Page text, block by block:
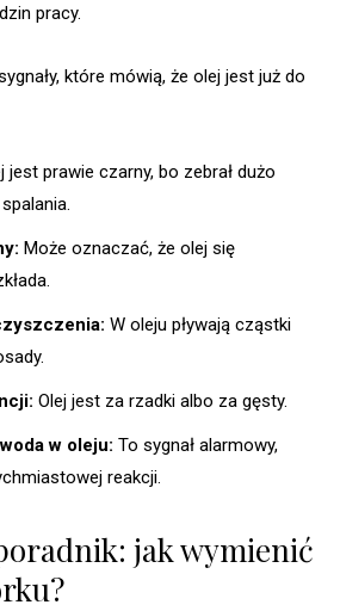
pracy.
które mówią, że olej jest już do
jest prawie czarny, bo zebrał dużo
Może oznaczać, że olej się
W oleju pływają cząstki
Olej jest za rzadki albo za gęsty.
w oleju: To sygnał alarmowy,
reakcji.
jak wymienić